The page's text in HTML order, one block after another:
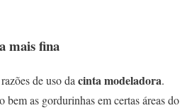
mais fina
de uso da cinta modeladora.
as gordurinhas em certas áreas do